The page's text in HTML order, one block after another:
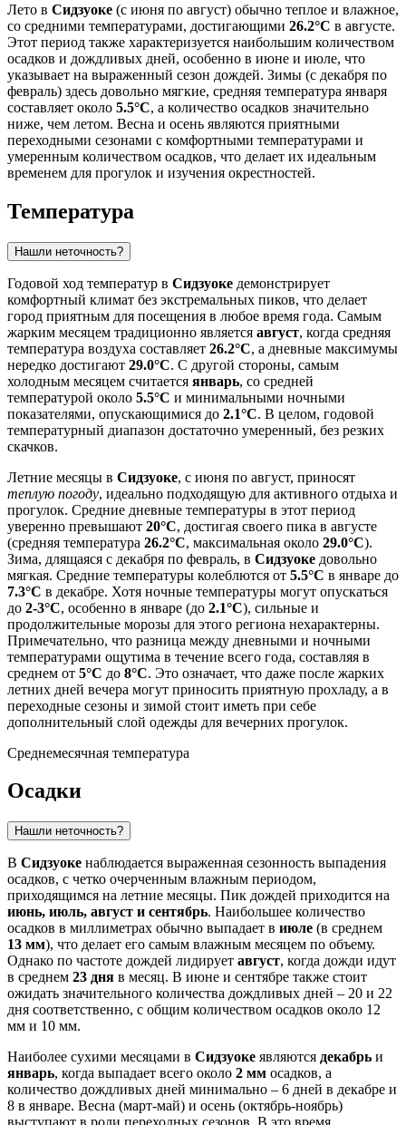
Лето в Сидзуоке (с июня по август) обычно теплое и влажное,
со средними температурами, достигающими 26.2°C в августе.
Этот период также характеризуется наибольшим количеством
осадков и дождливых дней, особенно в июне и июле, что
указывает на выраженный сезон дождей. Зимы (с декабря по
февраль) здесь довольно мягкие, средняя температура января
составляет около 5.5°C, а количество осадков значительно
ниже, чем летом. Весна и осень являются приятными
переходными сезонами с комфортными температурами и
умеренным количеством осадков, что делает их идеальным
временем для прогулок и изучения окрестностей.
Температура
Нашли неточность?
Годовой ход температур в Сидзуоке демонстрирует
комфортный климат без экстремальных пиков, что делает
город приятным для посещения в любое время года. Самым
жарким месяцем традиционно является август, когда средняя
температура воздуха составляет 26.2°C, а дневные максимумы
нередко достигают 29.0°C. С другой стороны, самым
холодным месяцем считается январь, со средней
температурой около 5.5°C и минимальными ночными
показателями, опускающимися до 2.1°C. В целом, годовой
температурный диапазон достаточно умеренный, без резких
скачков.
Летние месяцы в Сидзуоке, с июня по август, приносят
теплую погоду, идеально подходящую для активного отдыха и
прогулок. Средние дневные температуры в этот период
уверенно превышают 20°C, достигая своего пика в августе
(средняя температура 26.2°C, максимальная около 29.0°C).
Зима, длящаяся с декабря по февраль, в Сидзуоке довольно
мягкая. Средние температуры колеблются от 5.5°C в январе до
7.3°C в декабре. Хотя ночные температуры могут опускаться
до 2-3°C, особенно в январе (до 2.1°C), сильные и
продолжительные морозы для этого региона нехарактерны.
Примечательно, что разница между дневными и ночными
температурами ощутима в течение всего года, составляя в
среднем от 5°C до 8°C. Это означает, что даже после жарких
летних дней вечера могут приносить приятную прохладу, а в
переходные сезоны и зимой стоит иметь при себе
дополнительный слой одежды для вечерних прогулок.
Среднемесячная температура
Осадки
Нашли неточность?
В Сидзуоке наблюдается выраженная сезонность выпадения
осадков, с четко очерченным влажным периодом,
приходящимся на летние месяцы. Пик дождей приходится на
июнь, июль, август и сентябрь. Наибольшее количество
осадков в миллиметрах обычно выпадает в июле (в среднем
13 мм), что делает его самым влажным месяцем по объему.
Однако по частоте дождей лидирует август, когда дожди идут
в среднем 23 дня в месяц. В июне и сентябре также стоит
ожидать значительного количества дождливых дней – 20 и 22
дня соответственно, с общим количеством осадков около 12
мм и 10 мм.
Наиболее сухими месяцами в Сидзуоке являются декабрь и
январь, когда выпадает всего около 2 мм осадков, а
количество дождливых дней минимально – 6 дней в декабре и
8 в январе. Весна (март-май) и осень (октябрь-ноябрь)